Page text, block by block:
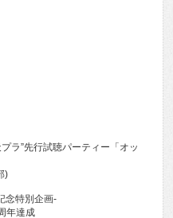
ラ”先行試聴パーティー「オッ
)
念特別企画-
年達成